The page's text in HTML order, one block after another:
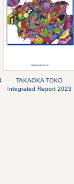
TAKAOKA TOKO
Integrated Report 2023